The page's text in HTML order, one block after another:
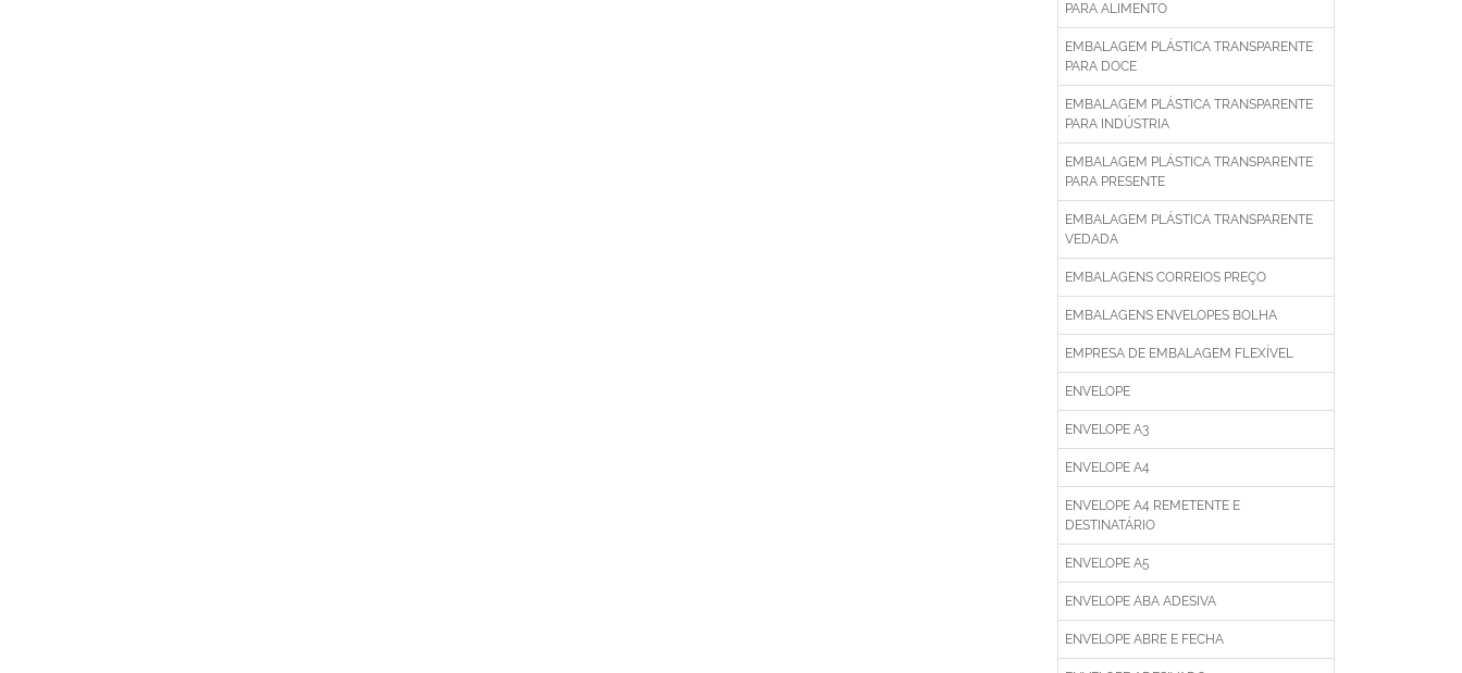
PARA ALIMENTO
EMBALAGEM PLÁSTICA TRANSPARENTE
PARA DOCE
EMBALAGEM PLÁSTICA TRANSPARENTE
PARA INDÚSTRIA
EMBALAGEM PLÁSTICA TRANSPARENTE
PARA PRESENTE
EMBALAGEM PLÁSTICA TRANSPARENTE
VEDADA
EMBALAGENS CORREIOS PREÇO
EMBALAGENS ENVELOPES BOLHA
EMPRESA DE EMBALAGEM FLEXÍVEL
ENVELOPE
ENVELOPE A3
ENVELOPE A4
ENVELOPE A4 REMETENTE E
DESTINATÁRIO
ENVELOPE A5
ENVELOPE ABA ADESIVA
ENVELOPE ABRE E FECHA